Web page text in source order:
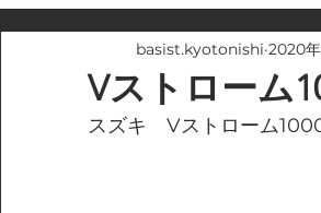
Vストローム
basist.kyotonishi 2020
スズキ　Vストローム